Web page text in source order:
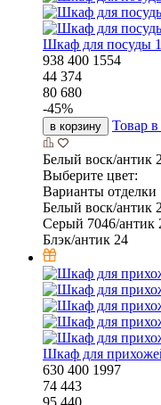
Шкаф для посуды
938 400 1554
44 374
80 680
-45%
в корзину Товар в
Белый воск/антик
Выберите цвет:
Варианты отделки
Белый воск/антик
Серый 7046/антик
Блэк/антик 24
Шкаф для
630 400 1997
74 443